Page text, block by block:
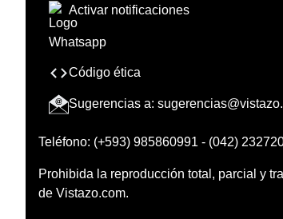
Activar notificaciones
Código ética
Sugerencias a:
Teléfono: (+593) 985860991 - (042)
Prohibida la reproducción total, parcial y
de Vistazo.com.